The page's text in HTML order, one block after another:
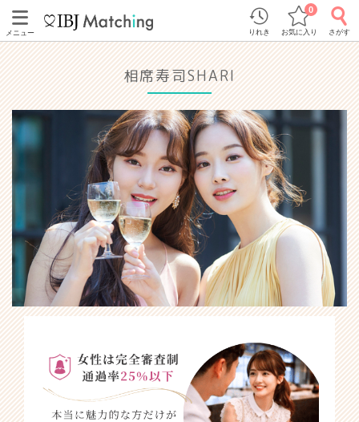
メニュー りれき お気に入り
0
さがす
相席寿司SHARI